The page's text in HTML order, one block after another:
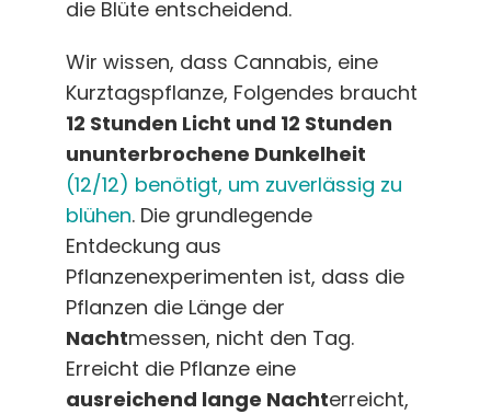
die Blüte entscheidend.
Wir wissen, dass Cannabis, eine
Kurztagspflanze, Folgendes braucht
12 Stunden Licht und 12 Stunden
ununterbrochene Dunkelheit
(12/12) benötigt, um zuverlässig zu
blühen. Die grundlegende
Entdeckung aus
Pflanzenexperimenten ist, dass die
Pflanzen die Länge der
Nachtmessen, nicht den Tag.
Erreicht die Pflanze eine
ausreichend lange Nachterreicht,